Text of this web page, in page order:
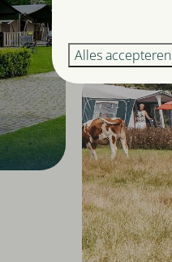
Alles accepteren